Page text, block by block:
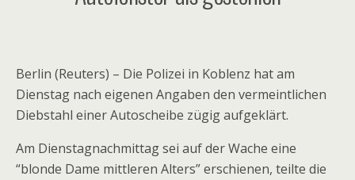
Berlin (Reuters) – Die Polizei in Koblenz hat am
Dienstag nach eigenen Angaben den vermeintlichen
Diebstahl einer Autoscheibe zügig aufgeklärt.
Am Dienstagnachmittag sei auf der Wache eine
“blonde Dame mittleren Alters” erschienen, teilte die